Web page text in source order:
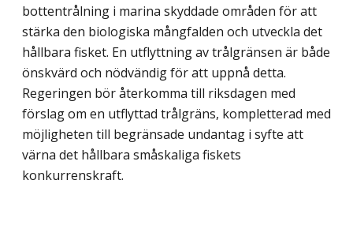
bottentrålning i marina skyddade områden för att
stärka den biologiska mångfalden och utveckla det
hållbara fisket. En utflyttning av trål­gränsen är både
önskvärd och nödvändig för att uppnå detta.
Regeringen bör återkomma till riksdagen med
förslag om en utflyttad trålgräns, kompletterad med
möjligheten till begränsade undantag i syfte att
värna det hållbara småskaliga fiskets
konkurrenskraft.